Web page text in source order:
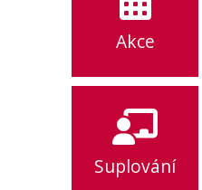
Akce
Suplování